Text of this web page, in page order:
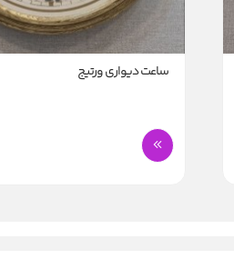
ساعت دیواری ورتیج